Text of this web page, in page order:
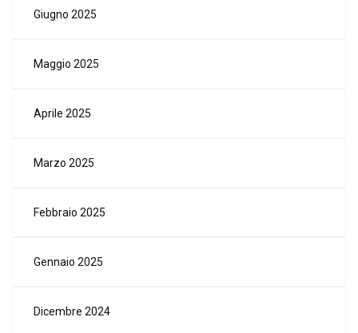
Giugno 2025
Maggio 2025
Aprile 2025
Marzo 2025
Febbraio 2025
Gennaio 2025
Dicembre 2024